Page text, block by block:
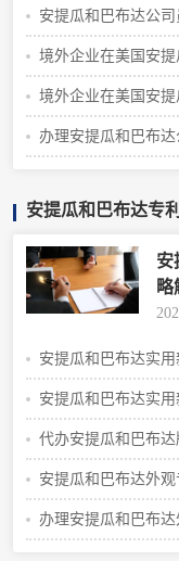
安提瓜和巴布达公
略
境外企业在美国安
境外企业在美国安
办理安提瓜和巴布
安提瓜和巴布达专
安
略
安提瓜和巴布达实
安提瓜和巴布达实
代办安提瓜和巴布
安提瓜和巴布达外
办理安提瓜和巴布